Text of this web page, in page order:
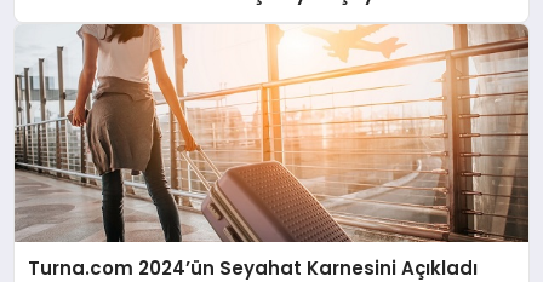
Turna.com 2024’ün Seyahat Karnesini Açıkladı